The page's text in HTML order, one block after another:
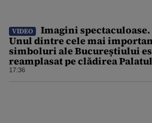
VIDEO
Imagini spectaculoase.
Unul dintre cele mai
simboluri ale Bucureștiului
reamplasat pe clădirea
Universității
17:36